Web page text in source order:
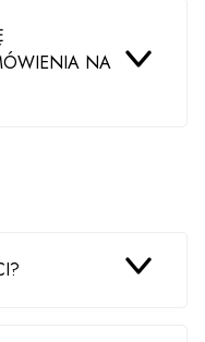
NA